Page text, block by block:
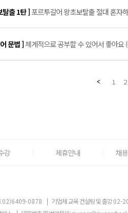
탈출 1탄 ]포르투갈어 왕초보탈출 절대 혼자
문법 ]체계적으로 공부할 수 있어서 좋아요
1 2
강 제휴안내 채
02)6409-0878 | 기업체 교육 컨설팅 및 출강02-